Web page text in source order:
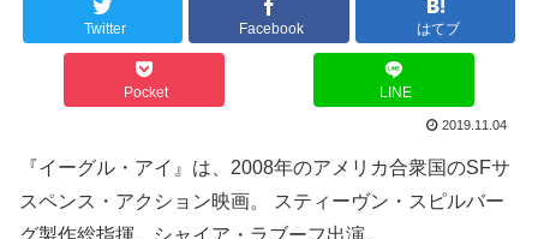
Twitter Facebook はてブ
Pocket LINE
2019.11.04
『イーグル・アイ』は、2008年のアメリカ合衆国のSFサ
スペンス・アクション映画。 スティーヴン・スピルバー
グ製作総指揮、シャイア・ラブーフ出演。